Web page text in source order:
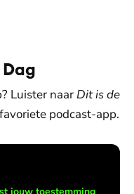
Luister naar Dit is de
podcast-app.